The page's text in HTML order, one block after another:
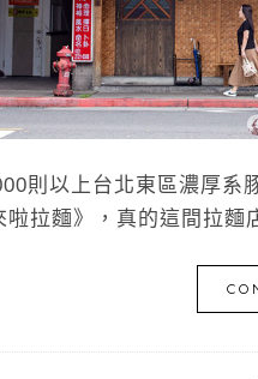
則以上台北東區濃厚系
啦拉麵》，真的這間拉